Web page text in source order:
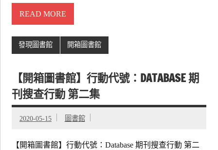
READ MORE
發現圖書館 開箱圖書館
【開箱圖書館】行動代號：DATABASE 期
刊搜查行動 第二集
2020-05-15 圖書館
【開箱圖書館】行動代號：Database 期刊搜查行動 第二